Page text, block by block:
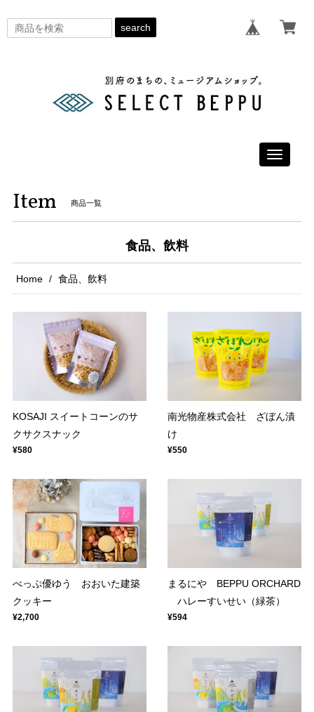
search
Toggle
Item 商品一覧
食品、飲料
Home 食品、飲料
KOSAJI スイートコーンのサ
クサクスナック
¥580
南光物産株式会社 ざぼん漬
け
¥550
べっぷ優ゆう おおいた建築
クッキー
¥2,700
まるにや BEPPU ORCHARD
ハレーすいせい（緑茶）
¥594